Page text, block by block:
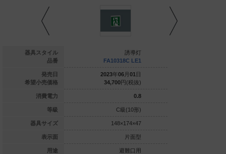
器具スタイル
品番
発売日
希望小売価格
消費電力
等級
器具サイズ
表示面
用途
誘導灯
円(税抜)
1.1
148×174×47
誘導灯
FA10318C LE1
2023年06 月 01 日
34,700円(税抜)
0.8
C級(10形)
148×174×47
片面型
避難口用